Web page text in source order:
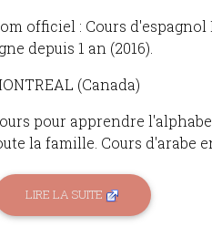
officiel : Cours
depuis 1 an (2016).
(Canada)
pour apprendre
la famille. Cours d'arabe
LIRE LA SUITE